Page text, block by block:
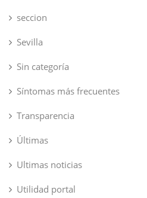
seccion
Sevilla
Sin categoría
Síntomas más frecuentes
Transparencia
Últimas
Ultimas noticias
Utilidad portal